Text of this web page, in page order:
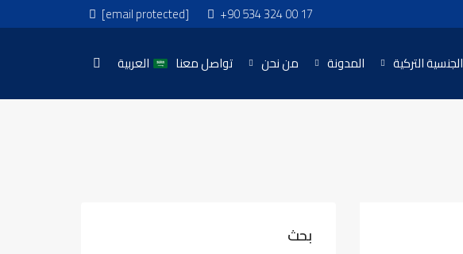
+90 534 324 00 17
[email protected]
الجنسية التركية المدونة من نحن تواصل معنا العربية
بحث